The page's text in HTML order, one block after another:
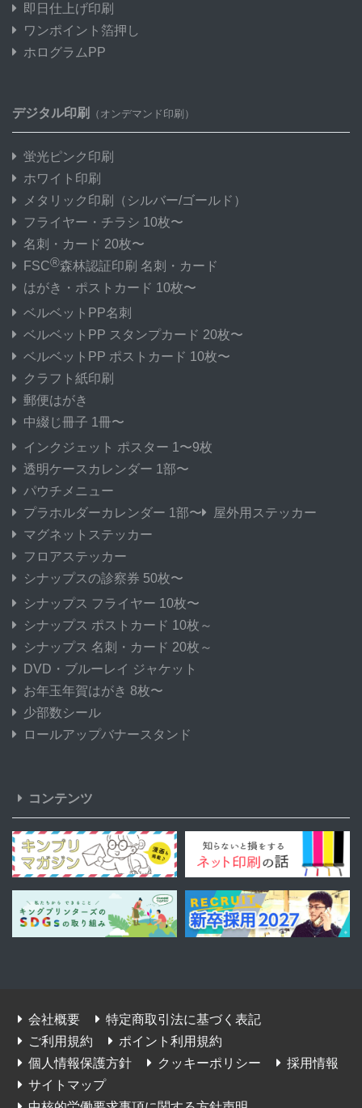
即日仕上げ印刷
ワンポイント箔押し
ホログラムPP
デジタル印刷 （オンデマンド印刷）
蛍光ピンク印刷
ホワイト印刷
メタリック印刷
（シルバー/ゴールド）
フライヤー・チラシ 10枚〜
名刺・カード 20枚〜
FSC®森林認証印刷 名刺・カード
はがき・ポストカード 10枚〜
ベルベットPP名刺
ベルベットPP スタンプカード 20枚〜
ベルベットPP ポストカード 10枚〜
クラフト紙印刷
郵便はがき
中綴じ冊子 1冊〜
インクジェット ポスター 1〜9枚
透明ケースカレンダー 1部〜
パウチメニュー
プラホルダーカレンダー 1部〜
屋外用ステッカー
マグネットステッカー
フロアステッカー
シナップスの診察券 50枚〜
シナップス フライヤー 10枚〜
シナップス ポストカード 10枚～
シナップス 名刺・カード 20枚～
DVD・ブルーレイ ジャケット
お年玉年賀はがき 8枚〜
少部数シール
ロールアップバナースタンド
コンテンツ
会社概要
特定商取引法に基づく表記
ご利用規約
ポイント利用規約
個人情報保護方針
クッキーポリシー
採用情報
サイトマップ